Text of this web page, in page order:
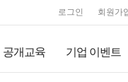
로그인 회원가
공개교육 기업 이벤트